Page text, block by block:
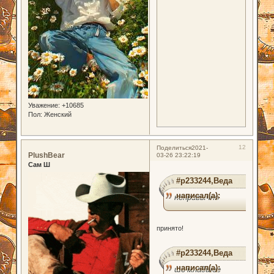
Уважение: +10685
Пол: Женский
Поделиться 12
2021-
03-26 23:22:19
PlushBear
Сам Ш
#p233244,Веда
написал(а):
непривычно
принято!
#p233244,Веда
написал(а):
шо младшее